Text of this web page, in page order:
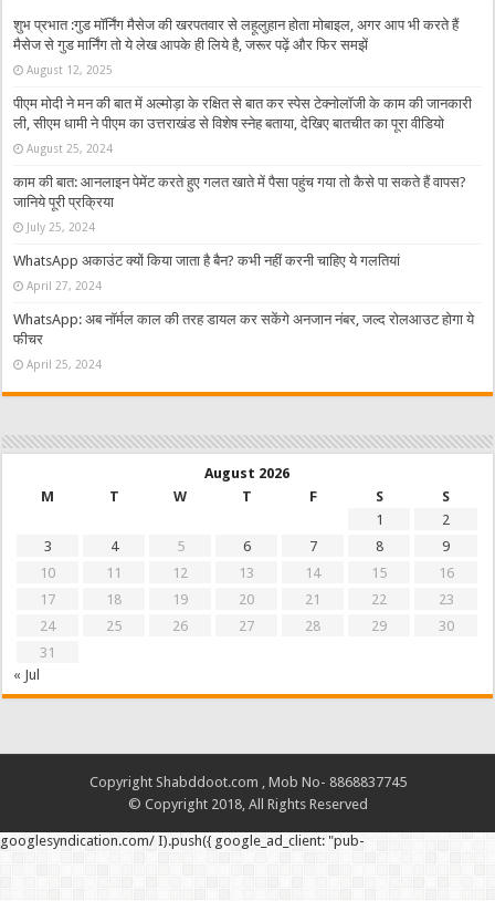
शुभ प्रभात :गुड मॉर्निंग मैसेज की खरपतवार से लहूलुहान होता मोबाइल, अगर आप भी करते हैं
मैसेज से गुड मार्निंग तो ये लेख आपके ही लिये है, जरूर पढ़ें और फिर समझें
August 12, 2025
पीएम मोदी ने मन की बात में अल्मोड़ा के रक्षित से बात कर स्पेस टेक्नोलॉजी के काम की जानकारी
ली, सीएम धामी ने पीएम का उत्तराखंड से विशेष स्नेह बताया, देखिए बातचीत का पूरा वीडियो
August 25, 2024
काम की बात: आनलाइन पेमेंट करते हुए गलत खाते में पैसा पहुंच गया तो कैसे पा सकते हैं वापस?
जानिये पूरी प्रक्रिया
July 25, 2024
WhatsApp अकाउंट क्यों किया जाता है बैन? कभी नहीं करनी चाहिए ये गलतियां
April 27, 2024
WhatsApp: अब नॉर्मल काल की तरह डायल कर सकेंगे अनजान नंबर, जल्द रोलआउट होगा ये
फीचर
April 25, 2024
August 2026
M
T W T F S
S
1
2
3
4 5 6 7 8
9
10
11 12 13 14 15
16
17
18 19 20 21 22
23
24
25 26 27 28 29
30
31
« Jul
Copyright Shabddoot.com , Mob No- 8868837745
© Copyright 2018, All Rights Reserved
googlesyndication.com/ I).push({ google_ad_client: "pub-